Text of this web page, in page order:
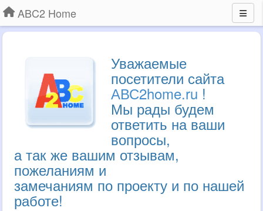
ABC2 Home
Уважаемые
посетители сайта
АВС2home.ru !
Мы рады будем
ответить на ваши
вопросы,
а так же вашим отзывам,
пожеланиям и
замечаниям по проекту и по нашей
работе!